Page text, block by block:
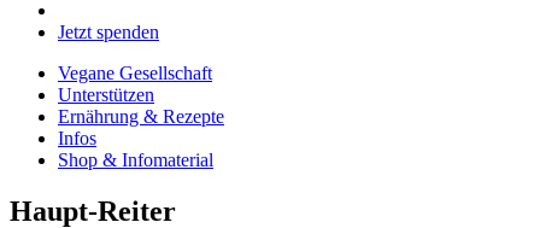
Jetzt spenden
Vegane Gesellschaft
Unterstützen
Ernährung & Rezepte
Infos
Shop & Infomaterial
Haupt-Reiter